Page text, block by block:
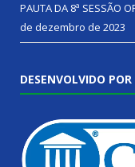
PAUTA DA 8ª SESSÃO
de dezembro de 2023
DESENVOLVIDO POR